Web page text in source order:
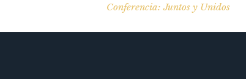
Conferencia: Juntos y Unidos